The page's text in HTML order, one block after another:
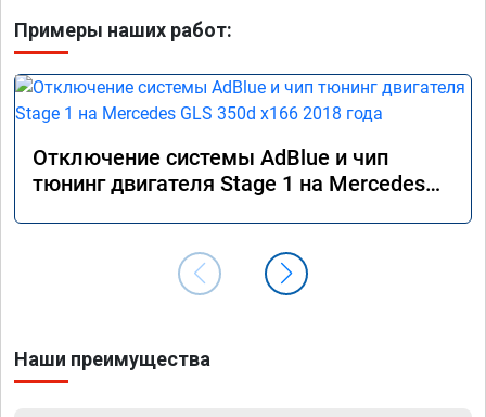
Примеры наших работ:
Отключение системы AdBlue и чип
тюнинг двигателя Stage 1 на Mercedes
Наши преимущества